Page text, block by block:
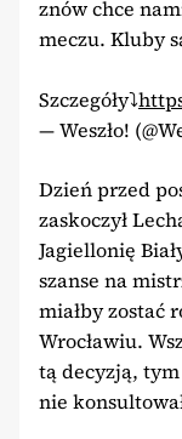
znów chce
meczu. Kluby
Szczegóły⤵️
— Weszło!
Dzień przed
zaskoczył
Jagiellonię
szanse na
miałby zostać
Wrocławiu.
tą decyzją,
nie